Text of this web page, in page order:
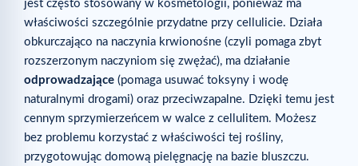
jest często stosowany w kosmetologii, ponieważ ma
właściwości szczególnie przydatne przy cellulicie. Działa
obkurczająco na naczynia krwionośne (czyli pomaga zbyt
rozszerzonym naczyniom się zwężać), ma działanie
odprowadzające (pomaga usuwać toksyny i wodę
naturalnymi drogami) oraz przeciwzapalne. Dzięki temu jest
cennym sprzymierzeńcem w walce z cellulitem. Możesz
bez problemu korzystać z właściwości tej rośliny,
przygotowując domową pielęgnację na bazie bluszczu.